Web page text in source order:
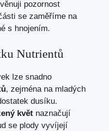
pozornost
se zaměříme na
s hnojením.
Nutrientů
lze snadno
, zejména na mladých
dusíku.
květ naznačují
se plody vyvíjejí